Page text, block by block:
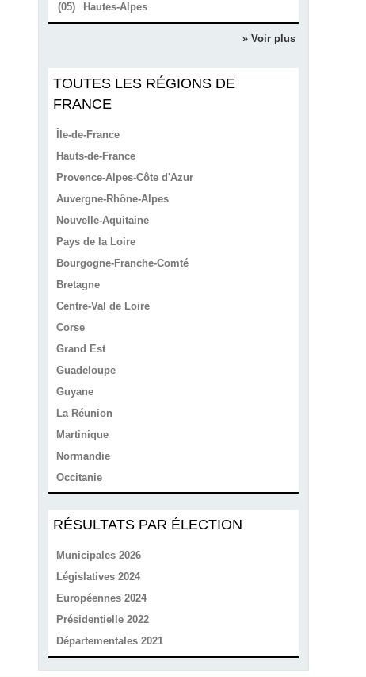
(05)
Hautes-Alpes
» Voir plus
TOUTES LES RÉGIONS DE
FRANCE
Île-de-France
Hauts-de-France
Provence-Alpes-Côte d'Azur
Auvergne-Rhône-Alpes
Nouvelle-Aquitaine
Pays de la Loire
Bourgogne-Franche-Comté
Bretagne
Centre-Val de Loire
Corse
Grand Est
Guadeloupe
Guyane
La Réunion
Martinique
Normandie
Occitanie
RÉSULTATS PAR ÉLECTION
Municipales 2026
Législatives 2024
Européennes 2024
Présidentielle 2022
Départementales 2021